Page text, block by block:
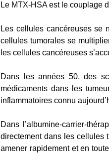
Le MTX-HSA est le couplage
Les cellules cancéreuses se
cellules tumorales se
les cellules cancéreuses
Dans les années 50, des
médicaments dans les
inflammatoires connu
Dans l’albumine-carrier-
directement dans les cellules
amener rapidement et en